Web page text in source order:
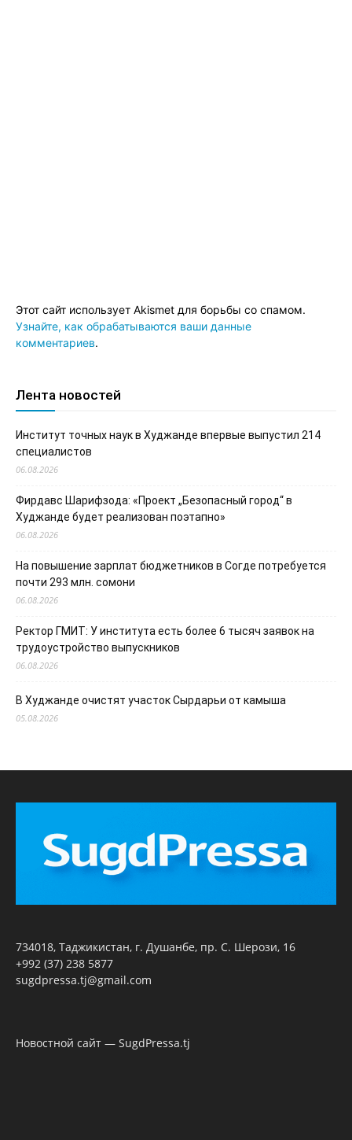
Этот сайт использует Akismet для борьбы со спамом.
Узнайте, как обрабатываются ваши данные
комментариев.
Лента новостей
Институт точных наук в Худжанде впервые выпустил 214
специалистов
06.08.2026
Фирдавс Шарифзода: «Проект „Безопасный город“ в
Худжанде будет реализован поэтапно»
06.08.2026
На повышение зарплат бюджетников в Согде потребуется
почти 293 млн. сомони
06.08.2026
Ректор ГМИТ: У института есть более 6 тысяч заявок на
трудоустройство выпускников
06.08.2026
В Худжанде очистят участок Сырдарьи от камыша
05.08.2026
734018, Таджикистан, г. Душанбе, пр. С. Шерози, 16
+992 (37) 238 5877
sugdpressa.tj@gmail.com
Новостной сайт — SugdPressa.tj